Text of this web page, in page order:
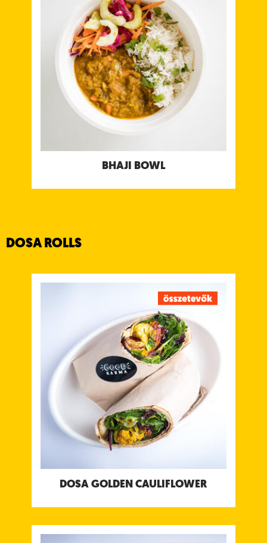
BHAJI BOWL
uborka, friss koriander, bhaji paszta, karfiol, Deggi
Mirch, mangó por, Pav Bhaji masala fűszerkeverék,
borsó, burgonya, paradicsom
DOSA ROLLS
DOSA GOLDEN CAULIFLOWER
DOSA GOLDEN CAULIFLOWER
Sült karfiol falatkák chili csatnival, bengáli
paradicsomos csatnival & kókuszjoghurt csatnival
Tápanyagtartalom (g/adag)
Energia 221 kcal
Szénhidrát 20 g
ebből cukor 15 g
Rost 6 g
Zsír 11 g
ebből telített zsírok 7.3 g
DOSA CHICKEN